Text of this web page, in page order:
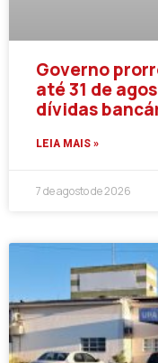
Governo
até 31 de
dívidas
LEIA MAIS »
7 de agosto de 2026